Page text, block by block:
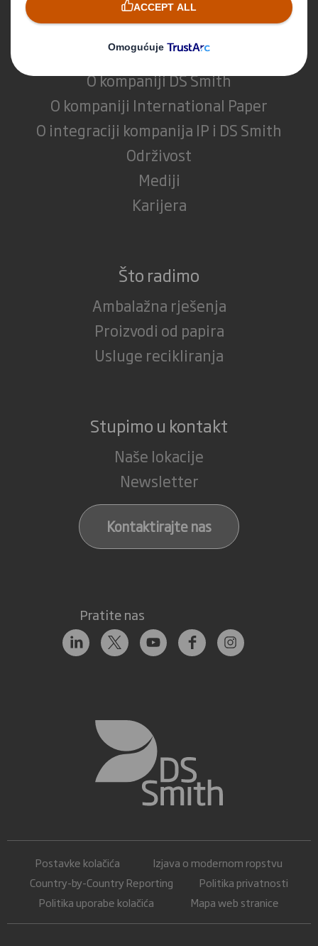
Tko smo
O kompaniji DS Smith
O kompaniji International Paper
O integraciji kompanija IP i DS Smith
Održivost
Mediji
Karijera
Što radimo
Ambalažna rješenja
Proizvodi od papira
Usluge recikliranja
Stupimo u kontakt
Naše lokacije
Newsletter
Kontaktirajte nas
Pratite nas
Postavke kolačića
Izjava o modernom ropstvu
Country-by-Country Reporting
Politika privatnosti
Politika uporabe kolačića
Mapa web stranice